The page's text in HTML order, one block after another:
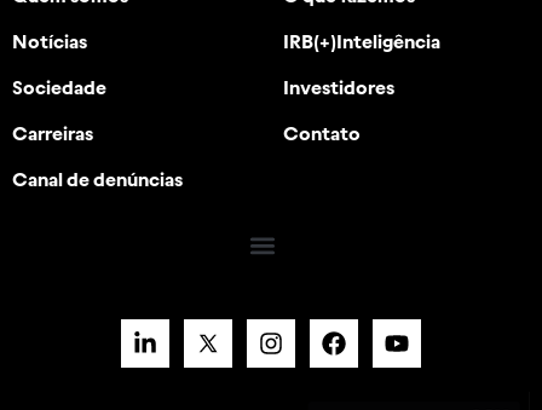
Notícias IRB(+)Inteligência
Sociedade Investidores
Carreiras Contato
Canal de denúncias